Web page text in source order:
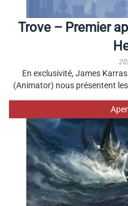
Trove – Premier
En exclusivité, James
(Animator) nous présentent